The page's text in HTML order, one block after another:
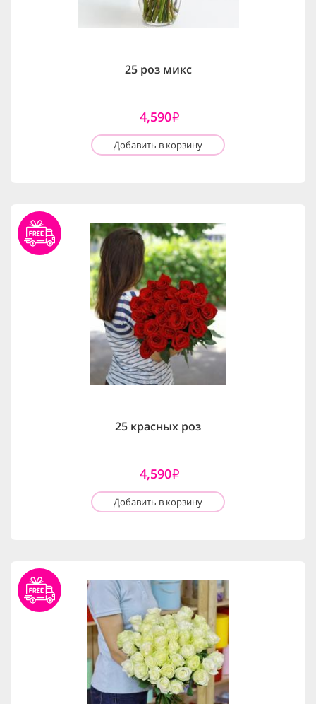
25 роз микс
4,590i
Добавить в корзину
25 красных роз
4,590i
Добавить в корзину